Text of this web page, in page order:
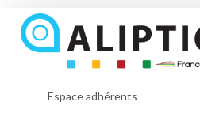
Espace adhérents